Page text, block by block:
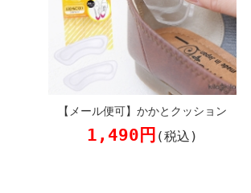
【メール便可】かかとクッション
1,490円 (税込)